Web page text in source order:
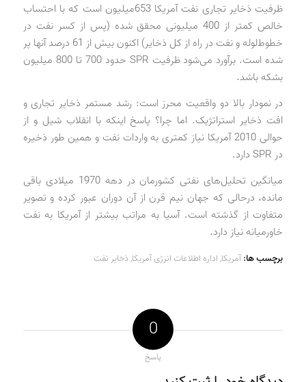
ظرفیت ذخایر تجاری نفت آمریکا 653میلیون است که با احتساب
خالص کمتر از 400 میلیونی محقق شده (پس از کسر نفت در
خطوط‌لوله و نفت در راه از کل ذخایر) اکنون بیش از 61 درصد آنها پر
شده است. برآورد می‌شود ظرفیت SPR حدود 700 تا 800 میلیون
بشکه باشد.
در نمودار بالا دو واقعیت محرز است: رشد مستمر ذخایر تجاری و
افت ذخایر استراتژیک. اما چرا؟ پاسخ اینکه با انقلاب شیل و از
حوالی 2010 آمریکا نیاز کمتری به واردات نفت و همین طور ذخیره
در SPR دارد.
میانگین تحلیل‌های نفتی کشورمان در دهه 1970 میلادی باقی
مانده، درحالی که جهان نیم قرن از آن دوران عبور کرده و تصویر
متفاوت از گذشته است. آسیا به مراتب بیشتر از آمریکا به نفت
خاورمیانه نیاز دارد.
برچسب ها:آمریکا,اداره اطلاعات انرژی آمریکا,ذخایر نفت
0
پاسخ